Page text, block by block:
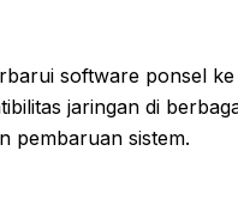
software ponsel
jaringan di
pembaruan sistem.